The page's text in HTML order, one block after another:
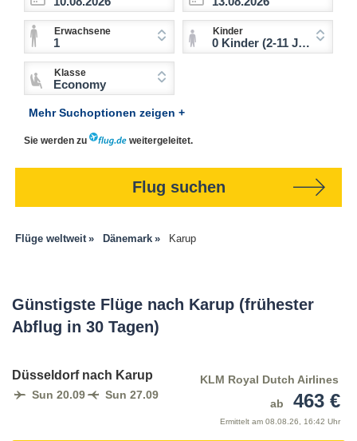
Erwachsene
1
Kinder
0 Kinder (2-11 Jahre)
Klasse
Economy
Mehr Suchoptionen zeigen +
Sie werden zu weitergeleitet.
Flug suchen
Flüge weltweit Dänemark Karup
Günstigste Flüge nach Karup (frühester
Abflug in 30 Tagen)
Düsseldorf nach Karup
Sun 20.09 Sun 27.09
KLM Royal Dutch Airlines
ab
463 €
Ermittelt am 08.08.26, 16:42 Uhr